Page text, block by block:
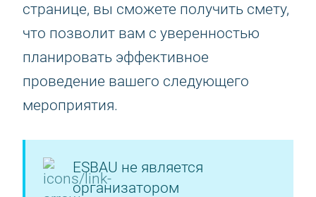
странице, вы сможете получить смету,
что позволит вам с уверенностью
планировать эффективное
проведение вашего следующего
мероприятия.
ESBAU не является
организатором